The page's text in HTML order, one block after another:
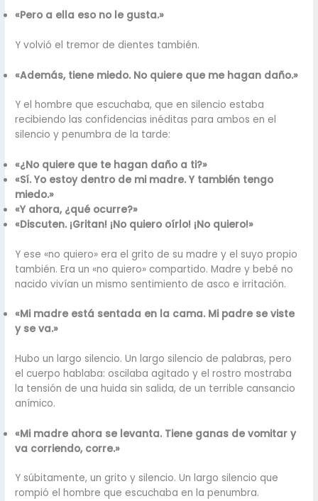
«Pero a ella eso no le gusta.»
Y volvió el tremor de dientes también.
«Además, tiene miedo. No quiere que me hagan daño.»
Y el hombre que escuchaba, que en silencio estaba
recibiendo las confidencias inéditas para ambos en el
silencio y penumbra de la tarde:
«¿No quiere que te hagan daño a ti?»
«Sí. Yo estoy dentro de mi madre. Y también tengo
miedo.»
«Y ahora, ¿qué ocurre?»
«Discuten. ¡Gritan! ¡No quiero oírlo! ¡No quiero!»
Y ese «no quiero» era el grito de su madre y el suyo propio
también. Era un «no quiero» compartido. Madre y bebé no
nacido vivían un mismo sentimiento de asco e irritación.
«Mi madre está sentada en la cama. Mi padre se viste
y se va.»
Hubo un largo silencio. Un largo silencio de palabras, pero
el cuerpo hablaba: oscilaba agitado y el rostro mostraba
la tensión de una huida sin salida, de un terrible cansancio
anímico.
«Mi madre ahora se levanta. Tiene ganas de vomitar y
va corriendo, corre.»
Y súbitamente, un grito y silencio. Un largo silencio que
rompió el hombre que escuchaba en la penumbra.